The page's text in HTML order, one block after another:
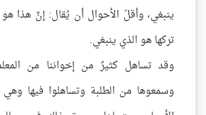
ينبغي، وأقلّ الأحوال أن يُقال: إنَّ هذا
تركها هو الذي ينبغي.
وقد تساهل كثيرٌ من إخواننا من
وسمعوها من الطلبة وتساهلوا فيها